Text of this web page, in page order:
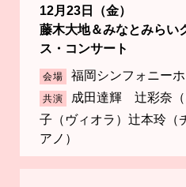
12月23日（金）
藤木大地＆みなとみらい
ス・コンサート
会場 福岡シンフォニー
共演
成田達輝 辻彩奈（
子（ヴィオラ）辻本玲（
アノ）